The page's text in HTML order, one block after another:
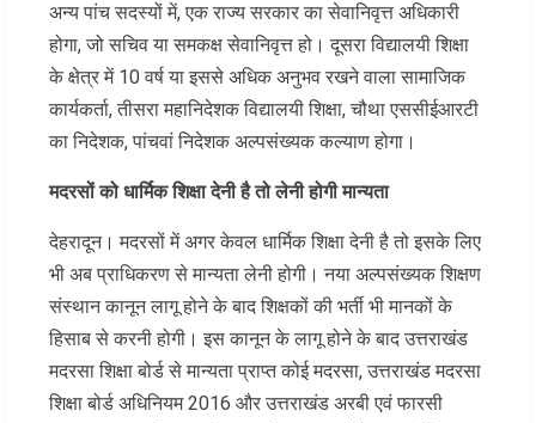
अन्य पांच सदस्यों में, एक राज्य सरकार का सेवानिवृत्त अधिकारी
होगा, जो सचिव या समकक्ष सेवानिवृत्त हो। दूसरा विद्यालयी शिक्षा
के क्षेत्र में 10 वर्ष या इससे अधिक अनुभव रखने वाला सामाजिक
कार्यकर्ता, तीसरा महानिदेशक विद्यालयी शिक्षा, चौथा एससीईआरटी
का निदेशक, पांचवां निदेशक अल्पसंख्यक कल्याण होगा।
मदरसों को धार्मिक शिक्षा देनी है तो लेनी होगी मान्यता
देहरादून। मदरसों में अगर केवल धार्मिक शिक्षा देनी है तो इसके लिए
भी अब प्राधिकरण से मान्यता लेनी होगी। नया अल्पसंख्यक शिक्षण
संस्थान कानून लागू होने के बाद शिक्षकों की भर्ती भी मानकों के
हिसाब से करनी होगी। इस कानून के लागू होने के बाद उत्तराखंड
मदरसा शिक्षा बोर्ड से मान्यता प्राप्त कोई मदरसा, उत्तराखंड मदरसा
शिक्षा बोर्ड अधिनियम 2016 और उत्तराखंड अरबी एवं फारसी